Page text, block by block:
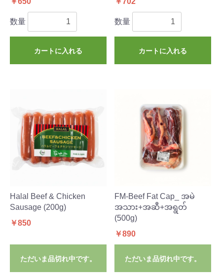
数量
カートに入れる
数量
カートに入れる
Halal Beef & Chicken
Sausage (200g)
￥850
ただいま品切れ中です。
FM-Beef Fat Cap_ အမဲ
အသား+အဆီ+အရွတ်
(500g)
￥890
ただいま品切れ中です。